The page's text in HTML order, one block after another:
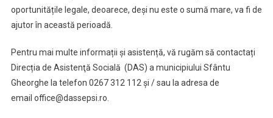
oportunitățile legale, deoarece, deși nu este o sumă mare, va fi de
ajutor în această perioadă.
Pentru mai multe informații și asistență, vă rugăm să contactați
Direcția de Asistenţă Socială (DAS) a municipiului Sfântu
Gheorghe la telefon 0267 312 112 și / sau la adresa de
email office@dassepsi.ro.